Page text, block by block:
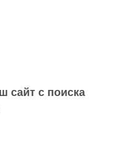
сайт с поиска